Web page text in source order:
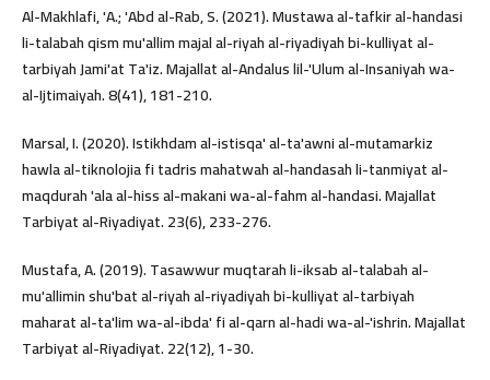
Al-Makhlafi, 'A.; 'Abd al-Rab, S. (2021). Mustawa al-tafkir al-handasi
li-talabah qism mu'allim majal al-riyah al-riyadiyah bi-kulliyat al-
tarbiyah Jami'at Ta'iz. Majallat al-Andalus lil-'Ulum al-Insaniyah wa-
al-Ijtimaiyah. 8(41), 181-210.
Marsal, I. (2020). Istikhdam al-istisqa' al-ta'awni al-mutamarkiz
hawla al-tiknolojia fi tadris mahatwah al-handasah li-tanmiyat al-
maqdurah 'ala al-hiss al-makani wa-al-fahm al-handasi. Majallat
Tarbiyat al-Riyadiyat. 23(6), 233-276.
Mustafa, A. (2019). Tasawwur muqtarah li-iksab al-talabah al-
mu'allimin shu'bat al-riyah al-riyadiyah bi-kulliyat al-tarbiyah
maharat al-ta'lim wa-al-ibda' fi al-qarn al-hadi wa-al-'ishrin. Majallat
Tarbiyat al-Riyadiyat. 22(12), 1-30.